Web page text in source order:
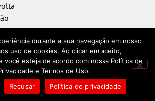
e
os
durante a sua navegação em nosso
uso de cookies. Ao clicar em aceito,
você esteja de acordo com nossa Política de
e Termos de Uso.
Recusar Política de privacidade